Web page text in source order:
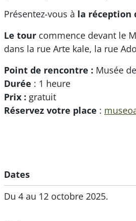
Présentez-vous à la réception
Le tour commence devant le
dans la rue Arte kale, la rue
Point de rencontre : Musée
Durée : 1 heure
Prix : gratuit
Réservez votre place :
Dates
Du 4 au 12 octobre 2025.